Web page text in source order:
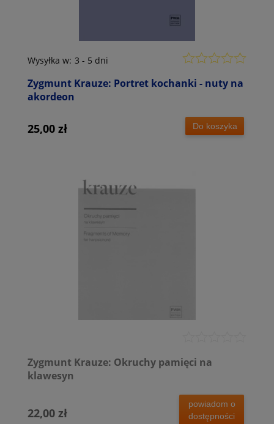
Zygmunt Krauze: Portret kochanki - nuty na
akordeon
Wysyłka w: 3 - 5 dni
25,00 zł Do koszyka
Zygmunt Krauze: Okruchy pamięci na
klawesyn
22,00 zł
powiadom o
dostępności